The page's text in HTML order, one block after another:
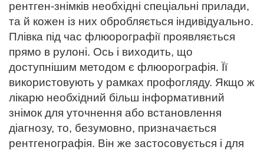
рентген-знімків необхідні спеціальні прилади,
та й кожен із них обробляється індивідуально.
Плівка під час флюорографії проявляється
прямо в рулоні. Ось і виходить, що
доступнішим методом є флюорографія. Її
використовують у рамках профогляду. Якщо ж
лікарю необхідний більш інформативний
знімок для уточнення або встановлення
діагнозу, то, безумовно, призначається
рентгенографія. Він же застосовується і для